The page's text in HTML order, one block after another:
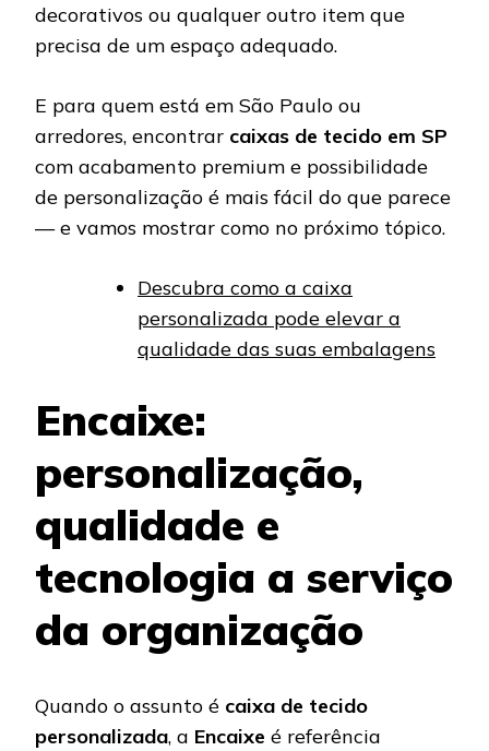
decorativos ou qualquer outro item que
precisa de um espaço adequado.
E para quem está em São Paulo ou
arredores, encontrar caixas de tecido em SP
com acabamento premium e possibilidade
de personalização é mais fácil do que parece
— e vamos mostrar como no próximo tópico.
Descubra como a caixa
personalizada pode elevar a
qualidade das suas embalagens
Encaixe:
personalização,
qualidade e
tecnologia a serviço
da organização
Quando o assunto é caixa de tecido
personalizada, a Encaixe é referência